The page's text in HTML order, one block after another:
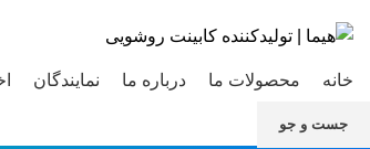
خانه محصولات ما درباره ما نمایندگان
جست و جو